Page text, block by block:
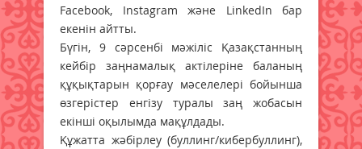
Facebook, Instagram және LinkedIn бар
екенін айтты.
Бүгін, 9 сәрсенбі мәжіліс Қазақстанның
кейбір заңнамалық актілеріне баланың
құқықтарын қорғау мәселелері бойынша
өзгерістер енгізу туралы заң жобасын
екінші оқылымда мақұлдады.
Құжатта жәбірлеу (буллинг/кибербуллинг),